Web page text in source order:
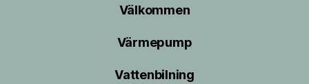
Välkommen
Värmepump
Vattenbilning